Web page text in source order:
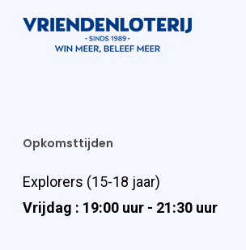
Opkomsttijden
Explorers (15-18 jaar)
Vrijdag : 19:00 uur - 21:30 uur